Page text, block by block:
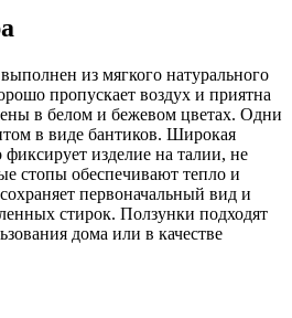
из мягкого натурального
пропускает воздух и приятна
в белом и бежевом цветах. Одни
в виде бантиков. Широкая
фиксирует изделие на талии, не
стопы обеспечивают тепло и
первоначальный вид и
стирок. Ползунки подходят
дома или в качестве